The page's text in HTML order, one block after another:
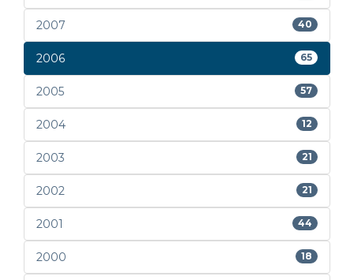
2007 40
2006 65
2005 57
2004 12
2003 21
2002 21
2001 44
2000 18